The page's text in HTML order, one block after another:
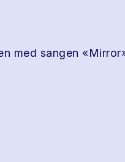
med sangen